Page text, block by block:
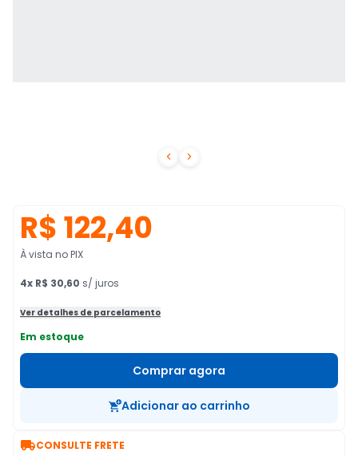
 
R$ 122,40
À vista no PIX
4x R$ 30,60 s/ juros
Ver detalhes de parcelamento
Em estoque
Comprar agora
Adicionar ao carrinho
CONSULTE FRETE